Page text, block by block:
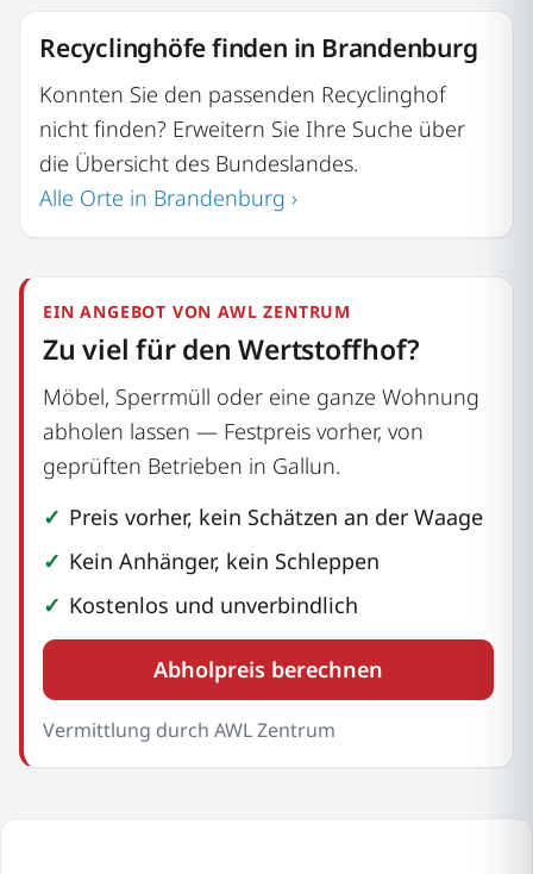
Recyclinghöfe finden in Brandenburg
Konnten Sie den passenden Recyclinghof
nicht finden? Erweitern Sie Ihre Suche über
die Übersicht des Bundeslandes.
Alle Orte in Brandenburg ›
EIN ANGEBOT VON AWL ZENTRUM
Zu viel für den Wertstoffhof?
Möbel, Sperrmüll oder eine ganze Wohnung
abholen lassen — Festpreis vorher, von
geprüften Betrieben in Gallun.
Preis vorher, kein Schätzen an der Waage
Kein Anhänger, kein Schleppen
Kostenlos und unverbindlich
Abholpreis berechnen
Vermittlung durch AWL Zentrum